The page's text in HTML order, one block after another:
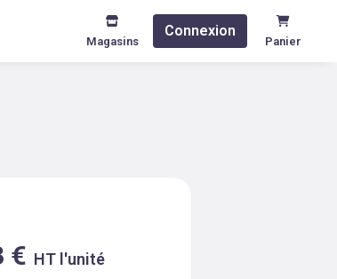
Magasins
Connexion
Panier
€ HT l'unité